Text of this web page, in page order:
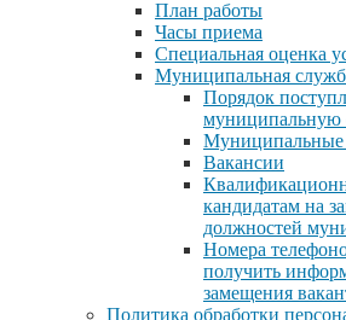
План работы
Часы приема
Специальная оценка
Муниципальная
Порядок
муниципальную
Муниципальные
Вакансии
кандидатам на
должностей
Номера
получить
замещения
Политика обработки